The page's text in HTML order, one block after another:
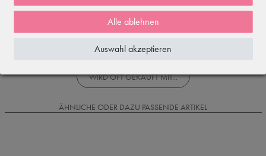
2
Rezensionen werden geladen...
WIRD OFT GEKAUFT MIT...
ÄHNLICHE ODER DAZU PASSENDE ARTIKEL
Alle ablehnen
Auswahl akzeptieren